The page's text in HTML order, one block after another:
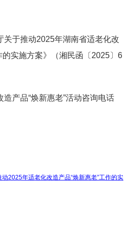
关于推动2025年湖南省适老化改
的实施方案》（湘民函〔2025〕6
造产品“焕新惠老”活动咨询电话
动2025年适老化改造产品“焕新惠老”工作的实